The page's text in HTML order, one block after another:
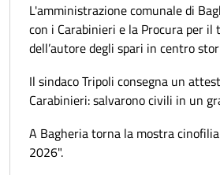
L'amministrazione comunale di
con i Carabinieri e la Procura per
dell’autore degli spari in centro
Il sindaco Tripoli consegna un
Carabinieri: salvarono civili in un
A Bagheria torna la mostra
2026".